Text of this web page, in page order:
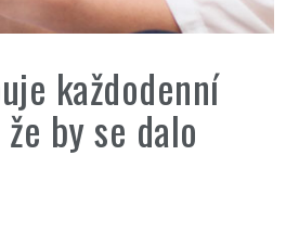
každodenní
by se dalo